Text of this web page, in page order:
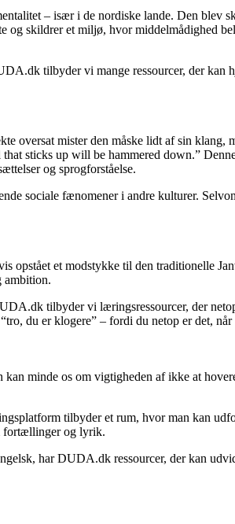
– især i de nordiske lande. Den blev
og skildrer et miljø, hvor middelmådighed
tilbyder vi mange ressourcer, der kan
mister den måske lidt af sin klang,
sticks up will be hammered down.”
og sprogforståelse.
sociale fænomener i andre kulturer.
et modstykke til den traditionelle
ambition.
tilbyder vi læringsressourcer, der
du er klogere” – fordi du netop er det,
minde os om vigtigheden af ikke at
tilbyder et rum, hvor man kan
fortællinger og lyrik.
har DUDA.dk ressourcer, der kan